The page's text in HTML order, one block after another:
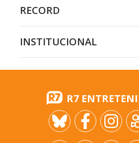
RECORD
INSTITUCIONAL
R7